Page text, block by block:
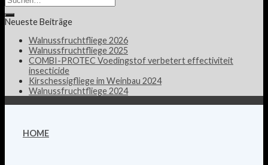
Neueste Beiträge
Walnussfruchtfliege 2026
Walnussfruchtfliege 2025
COMBI-PROTEC Voedingstof verbetert effectiviteit
insecticide
Kirschessigfliege im Weinbau 2024
Walnussfruchtfliege 2024
HOME